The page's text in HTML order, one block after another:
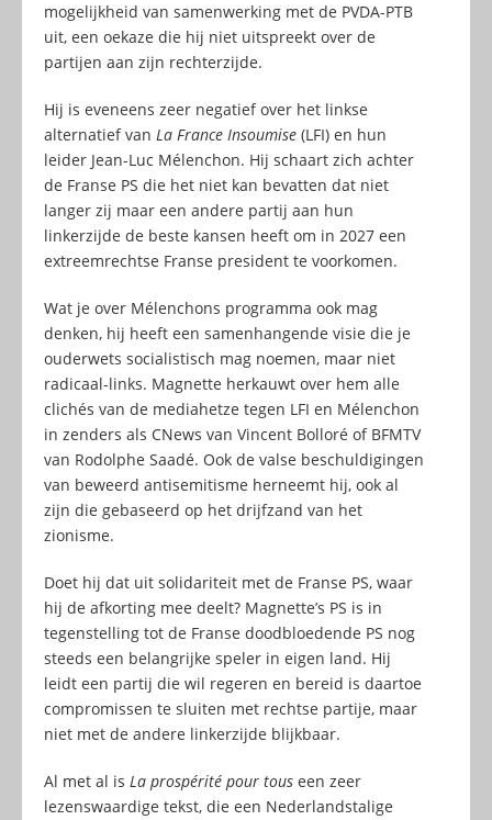
mogelijkheid van samenwerking met de PVDA-PTB
uit, een oekaze die hij niet uitspreekt over de
partijen aan zijn rechterzijde.
Hij is eveneens zeer negatief over het linkse
alternatief van La France Insoumise (LFI) en hun
leider Jean-Luc Mélenchon. Hij schaart zich achter
de Franse PS die het niet kan bevatten dat niet
langer zij maar een andere partij aan hun
linkerzijde de beste kansen heeft om in 2027 een
extreemrechtse Franse president te voorkomen.
Wat je over Mélenchons programma ook mag
denken, hij heeft een samenhangende visie die je
ouderwets socialistisch mag noemen, maar niet
radicaal-links. Magnette herkauwt over hem alle
clichés van de mediahetze tegen LFI en Mélenchon
in zenders als CNews van Vincent Bolloré of BFMTV
van Rodolphe Saadé. Ook de valse beschuldigingen
van beweerd antisemitisme herneemt hij, ook al
zijn die gebaseerd op het drijfzand van het
zionisme.
Doet hij dat uit solidariteit met de Franse PS, waar
hij de afkorting mee deelt? Magnette’s PS is in
tegenstelling tot de Franse doodbloedende PS nog
steeds een belangrijke speler in eigen land. Hij
leidt een partij die wil regeren en bereid is daartoe
compromissen te sluiten met rechtse partije, maar
niet met de andere linkerzijde blijkbaar.
Al met al is La prospérité pour tous een zeer
lezenswaardige tekst, die een Nederlandstalige